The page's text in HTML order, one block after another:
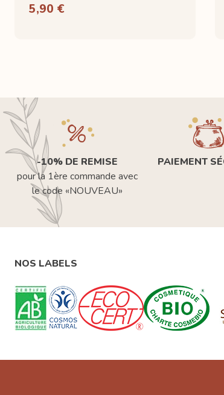
5,90 €
-10% DE REMISE
pour la 1ère commande avec
le code «NOUVEAU»
PAIEMENT
NOS LABELS